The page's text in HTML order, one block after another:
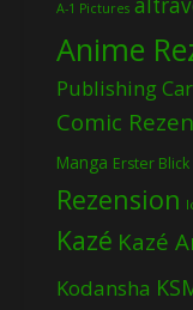
A-1 Pictures
Anime
Publishing
Comic
Manga Erster Blick
Rezension
Kazé Kazé
Kodansha